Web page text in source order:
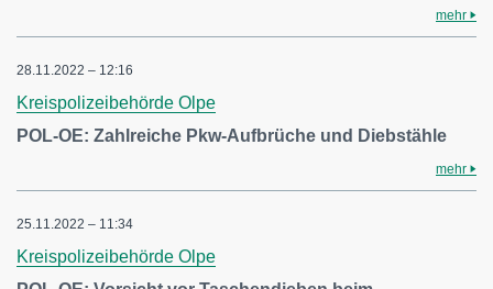
mehr
28.11.2022 – 12:16
Kreispolizeibehörde Olpe
POL-OE: Zahlreiche Pkw-Aufbrüche und Diebstähle
mehr
25.11.2022 – 11:34
Kreispolizeibehörde Olpe